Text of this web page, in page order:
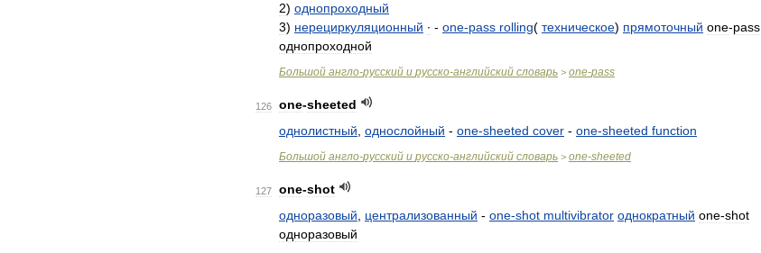
2) однопроходный
3) нерециркуляционный ∙ - one-pass rolling( техническое) прямоточный one-pass
однопроходной
Большой англо-русский и русско-английский словарь > one-pass
126 one-sheeted
однолистный однослойный - one-sheeted cover - one-sheeted function
Большой англо-русский и русско-английский словарь > one-sheeted
127 one-shot
одноразовый
централизованный - one-shot multivibrator однократный one-shot
одноразовый